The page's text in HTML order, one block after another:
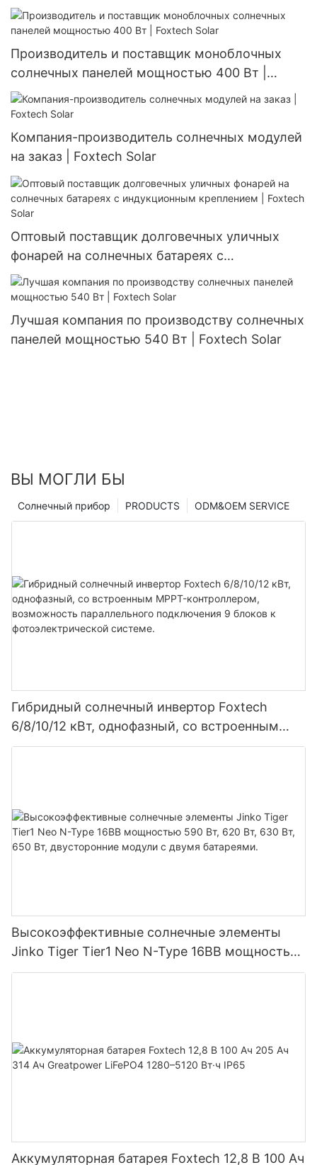
Вт 670 Вт, разделенных на части, 132 ячейки.
Производитель и поставщик моноблочных
солнечных панелей мощностью 400 Вт |
Foxtech Solar
Компания-производитель солнечных модулей
на заказ | Foxtech Solar
Оптовый поставщик долговечных уличных
фонарей на солнечных батареях с
индукционным креплением | Foxtech Solar
Лучшая компания по производству солнечных
панелей мощностью 540 Вт | Foxtech Solar
ВЫ МОГЛИ БЫ
ODM&OEM SERVICE
PRODUCTS
Солнечный прибор
Гибридный солнечный инвертор Foxtech
6/8/10/12 кВт, однофазный, со встроенным
MPPT-контроллером, возможность
Высокоэффективные солнечные элементы
Jinko Tiger Tier1 Neo N-Type 16BB мощностью
590 Вт, 620 Вт, 630 Вт, 650 Вт, двусторонние
Аккумуляторная батарея Foxtech 12,8 В 100 Ач